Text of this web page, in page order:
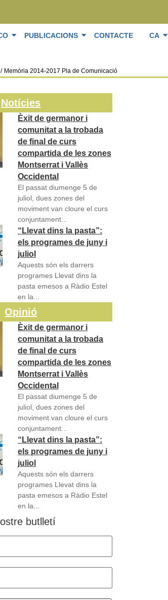
PUBLICACIONS CONTACTE CA
/ Memòria 2014-2017 Pla de Comunicació
Notícies
Èxit de germanor i
comunitat a la trobada
de final de curs
compartida de les zones
Montserrat i Vallès
Occidental
El passat diumenge 5 de
juliol, dues zones del
moviment van cloure el curs
conjuntament...
“Llevat dins la pasta”:
els programes de juny i
juliol
Aquests són els darrers
programes Llevat dins la
pasta emesos a Ràdio Estel
en la...
Opinió
Èxit de germanor i
comunitat a la trobada
de final de curs
compartida de les zones
Montserrat i Vallès
Occidental
El passat diumenge 5 de
juliol, dues zones del
moviment van cloure el curs
conjuntament...
“Llevat dins la pasta”:
els programes de juny i
juliol
Aquests són els darrers
programes Llevat dins la
pasta emesos a Ràdio Estel
en la...
butlletí